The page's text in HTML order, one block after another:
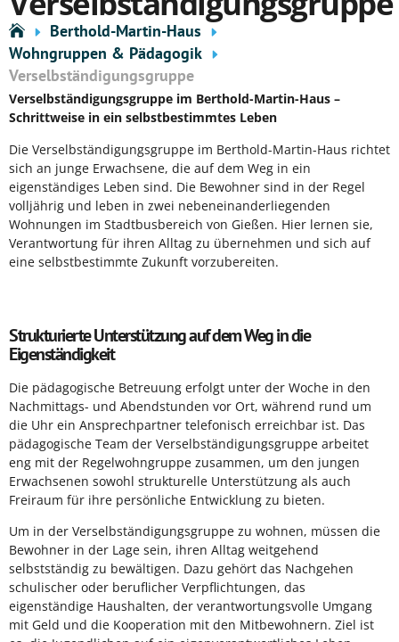
Berthold-Martin-Haus
Wohngruppen & Pädagogik
Verselbständigungsgruppe
Verselbständigungsgruppe im Berthold-Martin-Haus –
Schrittweise in ein selbstbestimmtes Leben
Die Verselbständigungsgruppe im Berthold-Martin-Haus richtet
sich an junge Erwachsene, die auf dem Weg in ein
eigenständiges Leben sind. Die Bewohner sind in der Regel
volljährig und leben in zwei nebeneinanderliegenden
Wohnungen im Stadtbusbereich von Gießen. Hier lernen sie,
Verantwortung für ihren Alltag zu übernehmen und sich auf
eine selbstbestimmte Zukunft vorzubereiten.
Strukturierte Unterstützung auf dem Weg in die
Eigenständigkeit
Die pädagogische Betreuung erfolgt unter der Woche in den
Nachmittags- und Abendstunden vor Ort, während rund um
die Uhr ein Ansprechpartner telefonisch erreichbar ist. Das
pädagogische Team der Verselbständigungsgruppe arbeitet
eng mit der Regelwohngruppe zusammen, um den jungen
Erwachsenen sowohl strukturelle Unterstützung als auch
Freiraum für ihre persönliche Entwicklung zu bieten.
Um in der Verselbständigungsgruppe zu wohnen, müssen die
Bewohner in der Lage sein, ihren Alltag weitgehend
selbstständig zu bewältigen. Dazu gehört das Nachgehen
schulischer oder beruflicher Verpflichtungen, das
eigenständige Haushalten, der verantwortungsvolle Umgang
mit Geld und die Kooperation mit den Mitbewohnern. Ziel ist